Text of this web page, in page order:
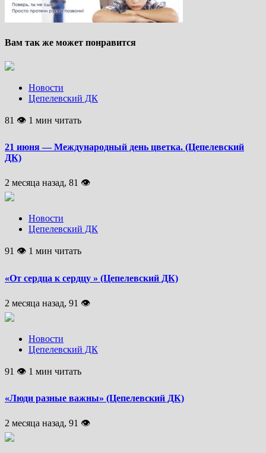
Вам так же может понравится
Новости
Цепелевский ДК
81 👁 1 мин читать
21 июня — Международный день цветка. (Цепелевский
ДК)
2 месяца назад, 81 👁
Новости
Цепелевский ДК
91 👁 1 мин читать
«От сердца к сердцу » (Цепелевский ДК)
2 месяца назад, 91 👁
Новости
Цепелевский ДК
91 👁 1 мин читать
«Люди разные важны» (Цепелевский ДК)
2 месяца назад, 91 👁